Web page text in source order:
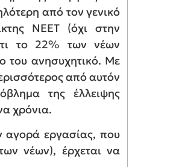
από τον γενικό
NEET (όχι στην
το 22% των νέων
του ανησυχητικό. Με
από αυτόν
της έλλειψης
χρόνια.
αγορά εργασίας, που
νέων), έρχεται να